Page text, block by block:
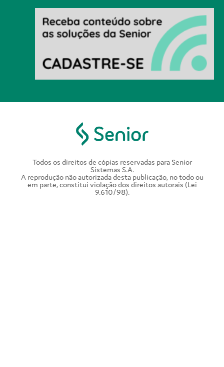
Todos os direitos de cópias reservadas para Senior
Sistemas S.A.
A reprodução não autorizada desta publicação, no todo ou
em parte, constitui violação dos direitos autorais (Lei
9.610/98).